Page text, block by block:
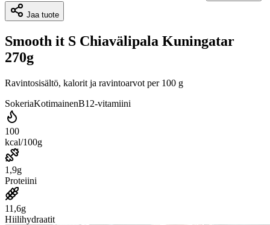
Jaa tuote
Smooth it S Chiavälipala Kuningatar
270g
Ravintosisältö, kalorit ja ravintoarvot per 100 g
SokeriaKotimainenB12-vitamiini
100
kcal/100g
1,9g
Proteiini
11,6g
Hiilihydraatit